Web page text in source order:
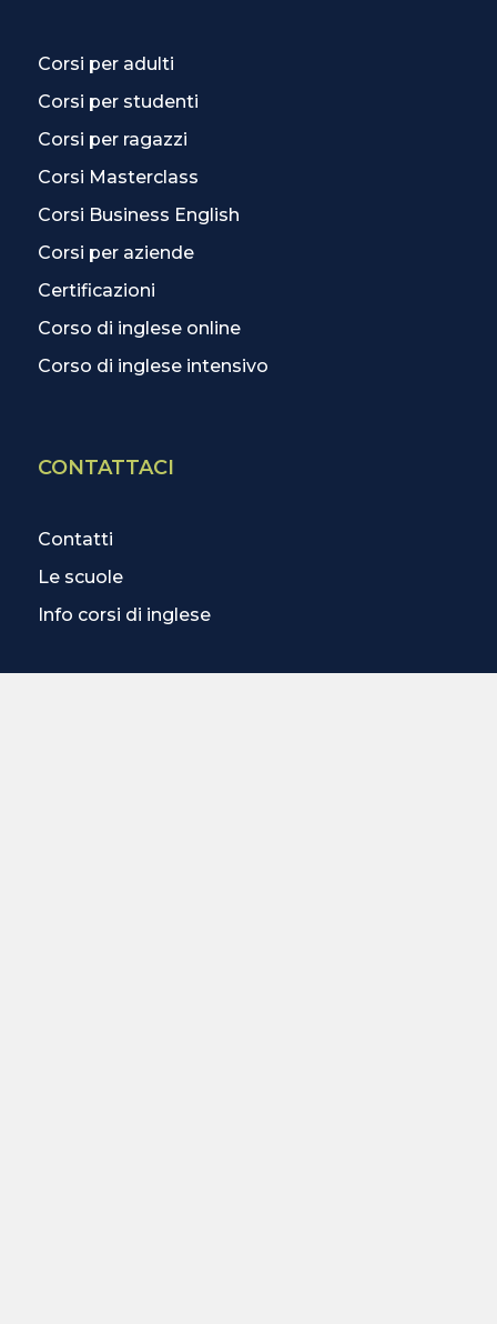
Corsi per adulti
Corsi per studenti
Corsi per ragazzi
Corsi Masterclass
Corsi Business English
Corsi per aziende
Certificazioni
Corso di inglese online
Corso di inglese intensivo
CONTATTACI
Contatti
Le scuole
Info corsi di inglese